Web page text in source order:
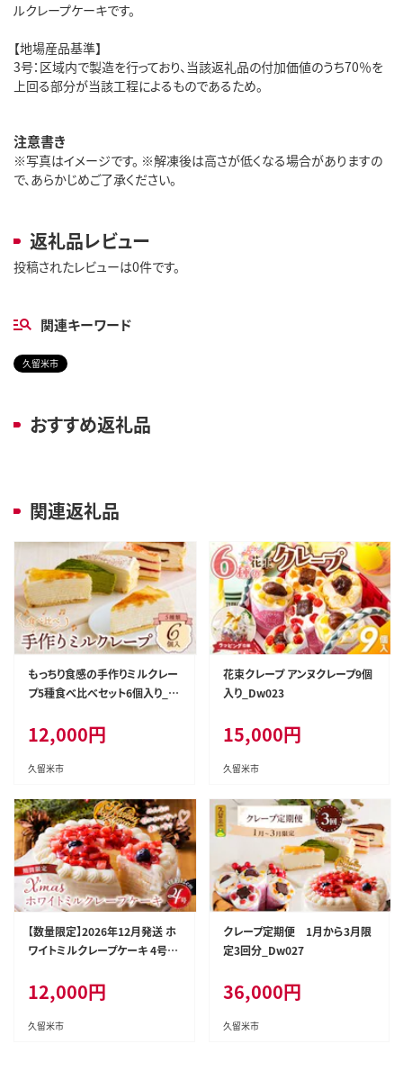
ルクレープケーキです。
【地場産品基準】
3号：区域内で製造を行っており、当該返礼品の付加価値のうち70％を
上回る部分が当該工程によるものであるため。
注意書き
※写真はイメージです。 ※解凍後は高さが低くなる場合がありますの
で、あらかじめご了承ください。
返礼品レビュー
投稿されたレビューは0件です。
関連キーワード
久留米市
おすすめ返礼品
関連返礼品
もっちり食感の手作りミルクレー
プ5種食べ比べセット6個入り_D
12,000円
久留米市
花束クレープ アンヌクレープ9個
入り_Dw023
15,000円
久留米市
【数量限定】2026年12月発送 ホ
ワイトミルクレープケーキ 4号サ
12,000円
久留米市
クレープ定期便 1月から3月限
定3回分_Dw027
36,000円
久留米市